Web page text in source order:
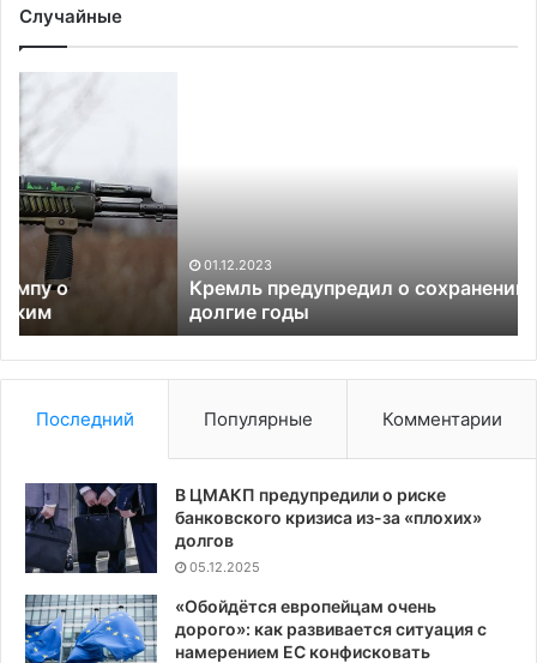
Случайные
Кремль
о
сохранении
санкций
на
долгие
годы01.12.2023
Кремль предупредил о сохранении санкций на
долгие годы
Последний Популярные Комментарии
В ЦМАКП предупредили о риске
банковского кризиса из-за «плохих»
долгов
05.12.2025
«Обойдётся европейцам очень
дорого»: как развивается ситуация с
намерением ЕС конфисковать